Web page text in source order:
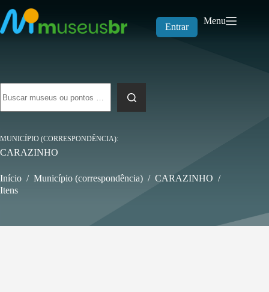
para
o
conteúdo
Entrar
Menu
resultados
MUNICÍPIO (CORRESPONDÊNCIA)
CARAZINHO
Início / Município (correspondência) / CARAZINHO /
Itens